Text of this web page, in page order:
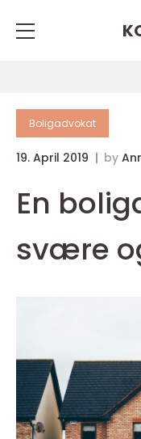
Boligadvokat
19. April 2019 by
En
svære